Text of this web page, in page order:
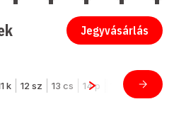
Jegyvásárlás